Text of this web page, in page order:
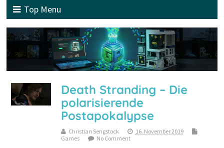
Top Menu
Death Stranding – Die
polarisierende
Postapokalypse
Christian Sengstock
16. November 2019
Games
No Comment